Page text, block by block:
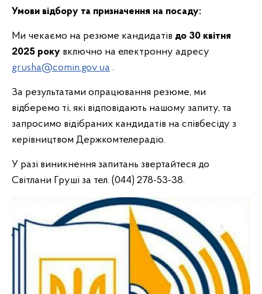
Умови відбору та призначення на посаду:
Ми чекаємо на резюме кандидатів до 30 квітня
2025 року включно на електронну адресу
grusha@comin.gov.ua .
За результатами опрацювання резюме, ми
відберемо ті, які відповідають нашому запиту, та
запросимо відібраних кандидатів на співбесіду з
керівництвом Держкомтелерадіо.
У разі виникнення запитань звертайтеся до
Світлани Груші за тел. (044) 278-53-38.